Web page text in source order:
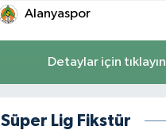
Alanyaspor
Detaylar için tıklayın
Süper Lig Fikstür